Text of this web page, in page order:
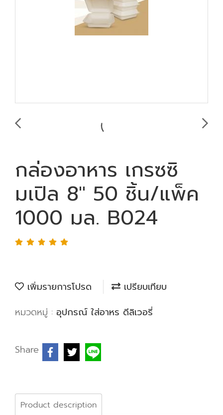
กล่องอาหาร เกรซซิ
มเปิล 8" 50 ชิ้น/แพ็ค
1000 มล. B024
เพิ่มรายการโปรด
เปรียบเทียบ
หมวดหมู่ : อุปกรณ์ ใส่อาหร ดีลิเวอรี่
Share
Product description